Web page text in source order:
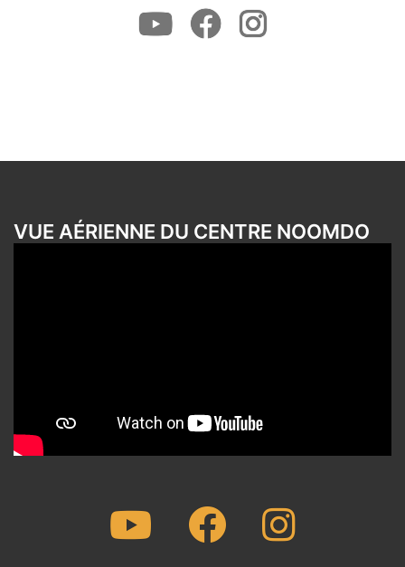
Youtube FacebookInstagram
VUE AÉRIENNE DU CENTRE NOOMDO
Youtube Facebook